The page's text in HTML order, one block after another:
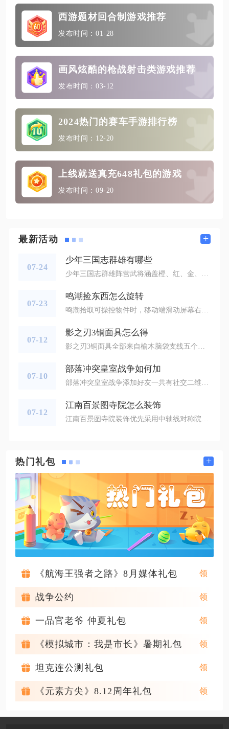
西游题材回合制游戏推荐
发布时间：01-28
画风炫酷的枪战射击类游戏推荐
发布时间：03-12
2024热门的赛车手游排行榜
发布时间：12-20
上线就送真充648礼包的游戏
发布时间：09-20
最新活动 +
07-24
少年三国志群雄有哪些
07-23
鸣潮捡东西怎么旋转
07-12
影之刃3铜面具怎么得
07-10
部落冲突皇室战争如何加
部落冲突皇室战争添加好友一共有社交二维码链接、对战记录查找、部落成员添加、玩家标签搜索、SupercellID关联五种主流渠道，熟练运用全部方式就能快速扩充游戏社交人脉，顺畅开启友谊对战、卡组交流、双人组队等联动玩法。游戏主界面找到社交功能入口，进入后选择添加好友选项，页面会自动生成专属邀请二维码与可复制分享链接，把链接转发到社交软件，好友点击跳转即可快速发出好友申请，也能互相扫描二维码完成一键添加，社交列表会实时标注在线好友数量，方便随时发起友谊切磋、观战对局、卡组思路交流
07-12
江南百景图寺院怎么装饰
江南百景图寺院装饰优先采用中轴线对称院落布局，以塔类建筑为视觉核心，搭配成套宗教配套建筑、禅意植被与水景小品，围合分层打造三进式禅院，兼顾庄重氛围感与江南水乡柔和景致，低氪玩家也能依靠基础装饰搭建完整寺院景观。寺院整体规划需先划定规整地块，优先选择临水、靠山或城市边缘开阔区域，避免民居工坊紧邻破坏静谧氛围，中轴线道路统一使用青石板路贯穿山门至主塔，第一进院落以石牌坊、大理石牌坊充当三门山门，牌坊两侧对称摆放成对钟楼、鼓楼，搭配成对石碑亭、花灯架丰富入口层次，缺少稀有建筑时可用
热门礼包 +
《航海王强者之路》8月媒体礼包
战争公约
一品官老爷 仲夏礼包
《模拟城市：我是市长》暑期礼包
坦克连公测礼包
《元素方尖》8.12周年礼包